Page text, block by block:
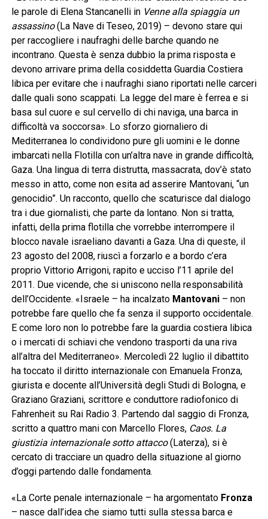
le parole di Elena Stancanelli in Venne alla spiaggia un
assassino(La Nave di Teseo, 2019) – devono stare qui
per raccogliere i naufraghi delle barche quando ne
incontrano. Questa è senza dubbio la prima risposta e
devono arrivare prima della cosiddetta Guardia Costiera
libica per evitare che i naufraghi siano riportati nelle carceri
dalle quali sono scappati. La legge del mare è ferrea e si
basa sul cuore e sul cervello di chi naviga, una barca in
difficoltà va soccorsa». Lo sforzo giornaliero di
Mediterranea lo condividono pure gli uomini e le donne
imbarcati nella Flotilla con un’altra nave in grande difficoltà,
Gaza. Una lingua di terra distrutta, massacrata, dov’è stato
messo in atto, come non esita ad asserire Mantovani, “un
genocidio”. Un racconto, quello che scaturisce dal dialogo
tra i due giornalisti, che parte da lontano. Non si tratta,
infatti, della prima flotilla che vorrebbe interrompere il
blocco navale israeliano davanti a Gaza. Una di queste, il
23 agosto del 2008, riuscì a forzarlo e a bordo c’era
proprio Vittorio Arrigoni, rapito e ucciso l’11 aprile del
2011. Due vicende, che si uniscono nella responsabilità
dell’Occidente. «Israele – ha incalzato Mantovani– non
potrebbe fare quello che fa senza il supporto occidentale.
E come loro non lo potrebbe fare la guardia costiera libica
o i mercati di schiavi che vendono trasporti da una riva
all’altra del Mediterraneo». Mercoledì 22 luglio il dibattito
ha toccato il diritto internazionale con Emanuela Fronza,
giurista e docente all’Università degli Studi di Bologna, e
Graziano Graziani, scrittore e conduttore radiofonico di
Fahrenheit su Rai Radio 3. Partendo dal saggio di Fronza,
scritto a quattro mani con Marcello Flores, Caos. La
giustizia internazionale sotto attacco(Laterza), si è
cercato di tracciare un quadro della situazione al giorno
d’oggi partendo dalle fondamenta.
«La Corte penale internazionale – ha argomentato Fronza
– nasce dall’idea che siamo tutti sulla stessa barca e